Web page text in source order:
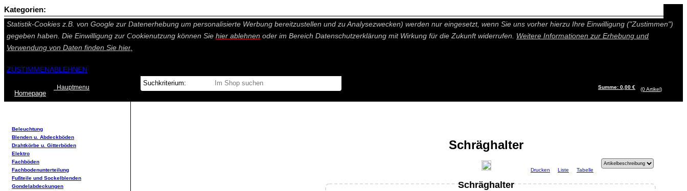
Auf dieser Seite werden technisch notwendige Cookies gesetzt. Technisch nicht notwendige Cookies und Statistik Funktionen, die Ihnen ein besseres und individuelleres Angebot bieten (Marketing- und
Statistik-Cookies z.B. von Google zur Datenerhebung um personalisierte Werbung bereitzustellen und zu Analysezwecken) werden nur eingesetzt, wenn Sie uns vorher hierzu Ihre Einwilligung ("Zustimmen")
gegeben haben. Die Einwilligung zur Cookienutzung können Sie hier ablehnen oder im Bereich Datenschutzerklärung mit Wirkung für die Zukunft widerrufen. Weitere Informationen zur Erhebung und
Verwendung von Daten finden Sie hier.
ZUSTIMMENABLEHNEN
Homepage
Hauptmenu Summe: 0,00 € (0Artikel)
Schräghalter
Schräghalter
Drucken Liste Tabelle
Kategorien:
Beleuchtung
Blenden u. Abdeckböden
Drahtkörbe u. Gitterböden
Elektro
Fachböden
Fachbodenunterteilung
Fußteile und Sockelblenden
Gondelabdeckungen